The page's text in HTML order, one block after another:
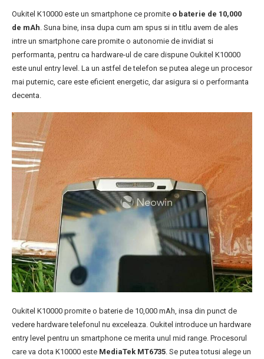
Oukitel K10000 este un smartphone ce promite o baterie de 10,000
de mAh . Suna bine, insa dupa cum am spus si in titlu avem de ales
intre un smartphone care promite o autonomie de invidiat si
performanta, pentru ca hardware-ul de care dispune Oukitel K10000
este unul entry level. La un astfel de telefon se putea alege un procesor
mai puternic, care este eficient energetic, dar asigura si o performanta
decenta.
Oukitel K10000 promite o baterie de 10,000 mAh, insa din punct de
vedere hardware telefonul nu exceleaza. Oukitel introduce un hardware
entry level pentru un smartphone ce merita unul mid range. Procesorul
care va dota K10000 este MediaTek MT6735 . Se putea totusi alege un